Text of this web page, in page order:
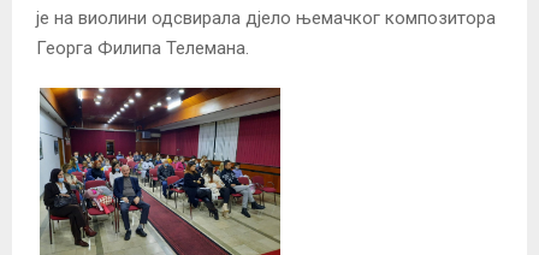
је на виолини одсвирала дјело њемачког композитора
Георга Филипа Телемана.